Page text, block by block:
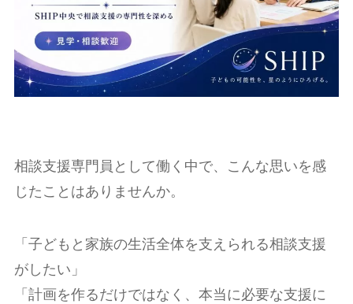
相談支援専門員として働く中で、こんな思いを感
じたことはありませんか。
「子どもと家族の生活全体を支えられる相談支援
がしたい」
「計画を作るだけではなく、本当に必要な支援に